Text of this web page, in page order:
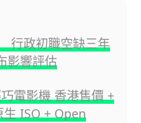
行政初職空缺三年
影響評估
電影機 香港售價 +
ISO + Open